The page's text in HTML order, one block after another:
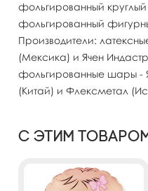
фольгированный
фольгированный
Производители:
(Мексика) и Ячен
фольгированные шары -
(Китай) и Флексметал
С этим